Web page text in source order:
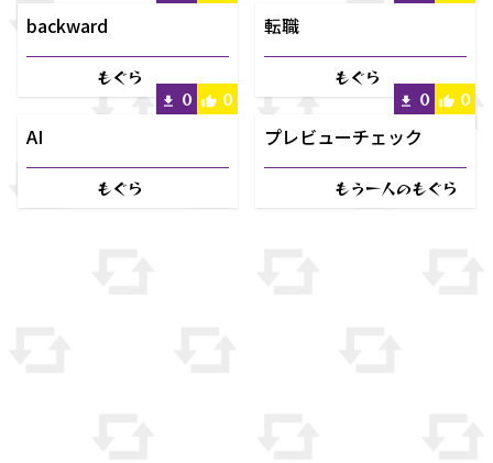
backward
もぐら
転職
もぐら
0
0
AI
もぐら
0 0
プレビューチェック
もう一人のもぐら